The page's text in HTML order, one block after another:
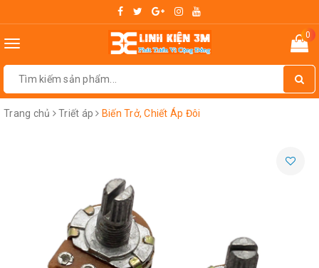
Toggle
0
Trang chủ Triết áp Biến Trở, Chiết Áp Đôi